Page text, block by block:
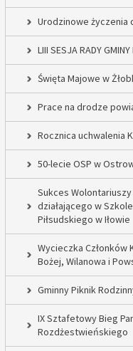
Urodzinowe życzenia
LIII SESJA RADY
Święta Majowe w
Prace na drodze
Rocznica uchwalenia
50-lecie OSP w
Sukces
działającego w
Piłsudskiego w Iłowie
Wycieczka Członków
Bożej, Wilanowa i
Gminny Piknik
IX Sztafetowy Bieg
Rozdżestwieńskiego